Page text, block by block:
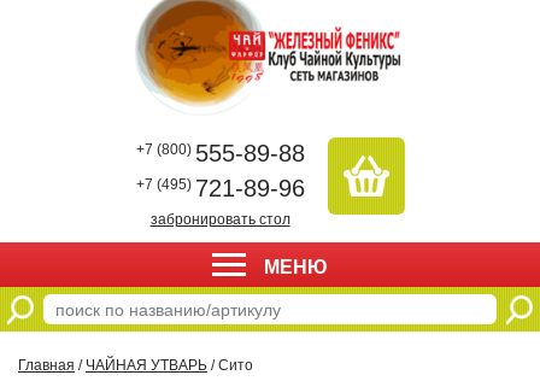
+7 (800) 555-89-88
+7 (495) 721-89-96
забронировать стол
МЕНЮ
Главная / ЧАЙНАЯ УТВАРЬ / Сито